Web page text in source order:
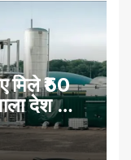
मिले ₹50
देश का